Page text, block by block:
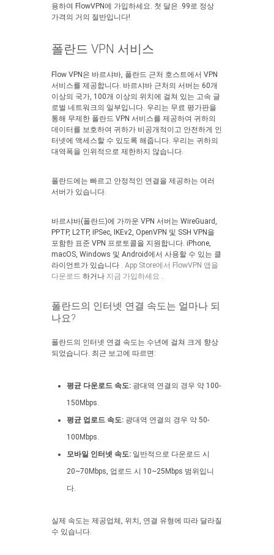
용하여 FlowVPN에 가입하세요. 첫 달은 .99로 정상
가격의 거의 절반입니다!
폴란드 VPN 서비스
Flow VPN은 바르샤바, 폴란드 근처 호스트에서 VPN
서비스를 제공합니다. 바르샤바 근처의 서버는 60개
이상의 국가, 100개 이상의 위치에 걸쳐 있는 고속 글
로벌 네트워크의 일부입니다. 우리는 무료 평가판을
통해 무제한 폴란드 VPN 서비스를 제공하여 귀하의
데이터를 보호하여 귀하가 비공개적이고 안전하게 인
터넷에 액세스할 수 있도록 해줍니다. 우리는 귀하의
대역폭을 인위적으로 제한하지 않습니다.
폴란드에는 빠르고 안정적인 연결을 제공하는 여러
서버가 있습니다.
바르샤바(폴란드)에 가까운 VPN 서버는 WireGuard,
PPTP, L2TP, IPSec, IKEv2, OpenVPN 및 SSH VPN을
포함한 표준 VPN 프로토콜을 지원합니다. iPhone,
macOS, Windows 및 Android에서 사용할 수 있는 클
라이언트가 있습니다 . App Store에서 FlowVPN 앱을
다운로드 하거나 지금 가입하세요 .
폴란드의 인터넷 연결 속도는 얼마나 되
나요?
폴란드의 인터넷 연결 속도는 수년에 걸쳐 크게 향상
되었습니다. 최근 보고에 따르면:
평균 다운로드 속도: 광대역 연결의 경우 약 100-
150Mbps.
평균 업로드 속도: 광대역 연결의 경우 약 50-
100Mbps.
모바일 인터넷 속도: 일반적으로 다운로드 시
20~70Mbps, 업로드 시 10~25Mbps 범위입니
다.
실제 속도는 제공업체, 위치, 연결 유형에 따라 달라질
수 있습니다.